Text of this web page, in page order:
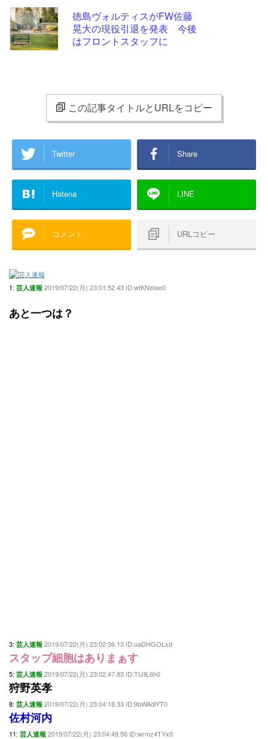
徳島ヴォルティスがFW佐藤
晃大の現役引退を発表 今後
はフロントスタッフに
この記事タイトルとURLをコピー
Twitter Share
Hatena LINE
コメント URLコピー
1: 芸人速報 2019/07/22(月) 23:01:52.43 ID:wtKNeIae0
あと一つは？
3: 芸人速報 2019/07/22(月) 23:02:36.13 ID:uaDHGOLxd
スタップ細胞はありまぁす
5: 芸人速報 2019/07/22(月) 23:02:47.83 ID:TIJllL6h0
狩野英孝
8: 芸人速報 2019/07/22(月) 23:04:18.33 ID:9bWAdlYT0
佐村河内
11: 芸人速報 2019/07/22(月) 23:04:49.56 ID:wrmz4TYx0